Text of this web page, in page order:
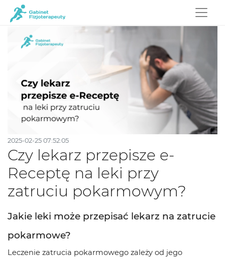
2025-02-25 07:52:05
Czy lekarz przepisze e-
Receptę na leki przy
zatruciu pokarmowym?
Jakie leki może przepisać lekarz na zatrucie
pokarmowe?
Leczenie zatrucia pokarmowego zależy od jego